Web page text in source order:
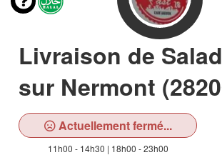
Livraison de
sur Nermont
Actuellement fermé...
11h00 - 14h30 | 18h00 - 23h00